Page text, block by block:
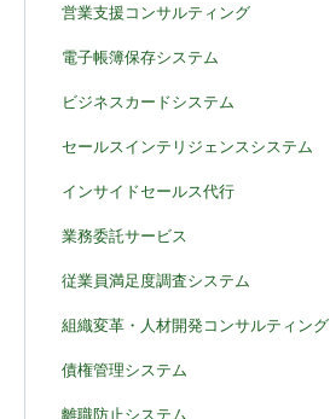
営業支援コンサルティング
電子帳簿保存システム
ビジネスカードシステム
セールスインテリジェンスシステム
インサイドセールス代行
業務委託サービス
従業員満足度調査システム
組織変革・人材開発コンサルティング
債権管理システム
離職防止システム